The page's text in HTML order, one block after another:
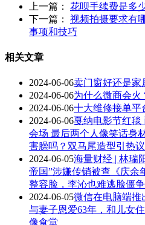
上一篇： 花呗手续费是多
下一篇： 视频拍摄要求有
事项和技巧
相关文章
2024-06-06卖门窗好还是家
2024-06-06为什么微商会火
2024-06-06十大维修接单平
2024-06-06戛纳电影节红毯
会场 最后两个人像笑话身
害臊吗？双马尾造型引热议
2024-06-05海量财经 | 林瑞
帝国”涉嫌传销被查《庆余
整容脸，李沁也难逃脸僵
2024-06-05微信在电脑端推
与妻子恩爱63年，和儿女
像食堂